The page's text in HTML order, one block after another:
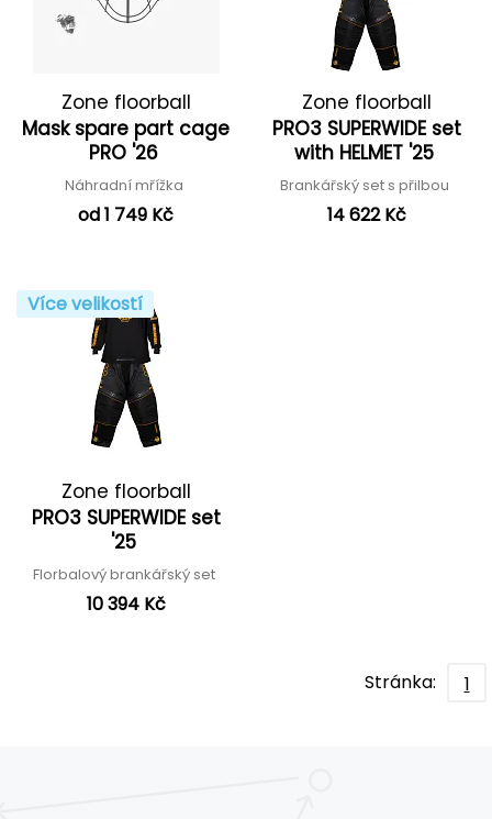
Zone floorball
Mask spare part cage
PRO '26
Náhradní mřížka
od 1 749 Kč
Zone floorball
PRO3 SUPERWIDE set
with HELMET '25
Brankářský set s přilbou
14 622 Kč
Více velikostí
Zone floorball
PRO3 SUPERWIDE set
'25
Florbalový brankářský set
10 394 Kč
Stránka: 1